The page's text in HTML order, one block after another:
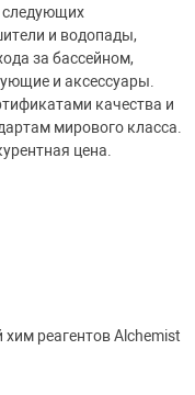
следующих
и водопады,
за бассейном,
и аксессуары.
качества и
мирового класса.
цена.
реагентов Alchemist